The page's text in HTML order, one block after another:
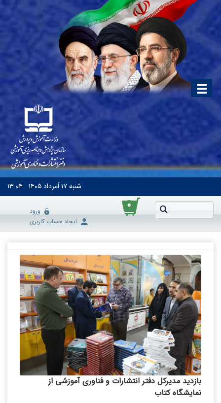
شنبه۱۷ اَمرداد ۱۴۰۵ ۱۳:۰۴
۰
ورود
ایجاد حساب کاربری
بازدید مدیرکل دفتر انتشارات و فناوری آموزشی از
نمایشگاه کتاب